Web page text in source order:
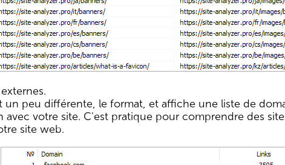
un peu différente, le format, et affiche une liste de
avec votre site. C'est pratique pour comprendre des
site web.